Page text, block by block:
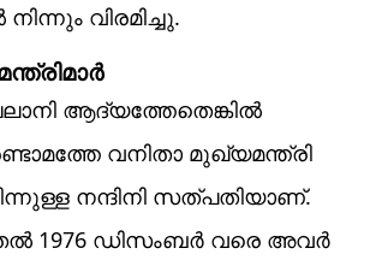
വിരമിച്ചു.
ആദ്യത്തേതെങ്കിൽ
വനിതാ മുഖ്യമന്ത്രി
നന്ദിനി സത്പതിയാണ്.
1976 ഡിസംബർ വരെ അവർ